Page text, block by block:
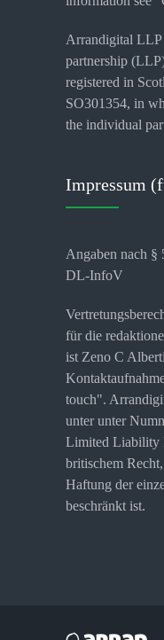
Arrandigital
partnership
registered in
SO301354, in
the individual
Impressum
Angaben nach §
DL-InfoV
für die
ist Zeno C
touch".
unter unter
Limited Liability
britischem
Haftung der
beschränkt ist.